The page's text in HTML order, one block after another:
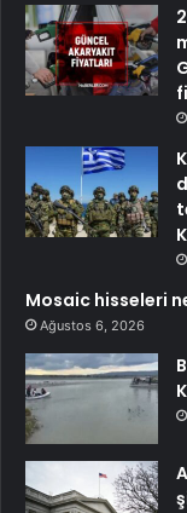
Mosaic hisseleri
Ağustos 6, 2026